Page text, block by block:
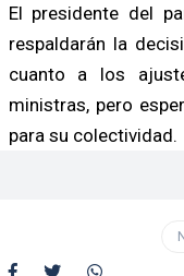
El presidente del
respaldarán la
cuanto a los
ministras, pero
para su colectividad.